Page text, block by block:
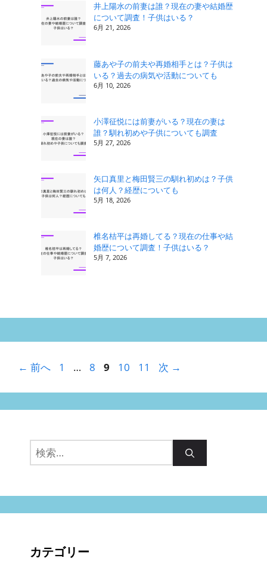
井上陽水の前妻は誰？現在の妻や結婚歴
について調査！子供はいる？
6月 21, 2026
藤あや子の前夫や再婚相手とは？子供は
いる？過去の病気や活動についても
6月 10, 2026
小澤征悦には前妻がいる？現在の妻は
誰？馴れ初めや子供についても調査
5月 27, 2026
矢口真里と梅田賢三の馴れ初めは？子供
は何人？経歴についても
5月 18, 2026
椎名桔平は再婚してる？現在の仕事や結
婚歴について調査！子供はいる？
5月 7, 2026
← 前へ
ペ
ジ
1 …
ペ
ジ
8
ペ
ジ
9
ペ
ジ
10
ペ
ジ
11 次 →
検
索:
カテゴリー